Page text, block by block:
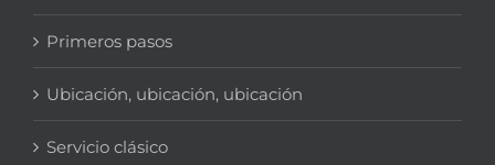
Primeros pasos
Ubicación, ubicación, ubicación
Servicio clásico